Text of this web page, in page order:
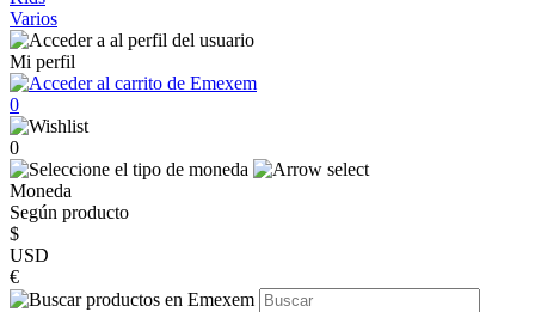
Varios
Mi perfil
0
0
Moneda
Según producto
$
USD
€